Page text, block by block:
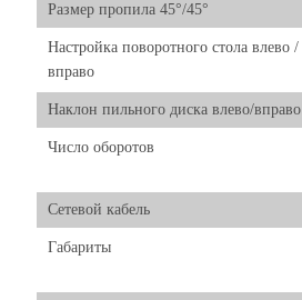
Размер пропила 45°/45°
Настройка поворотного стола влево /
вправо
Наклон пильного диска влево/вправо
Число оборотов
Сетевой кабель
Габариты